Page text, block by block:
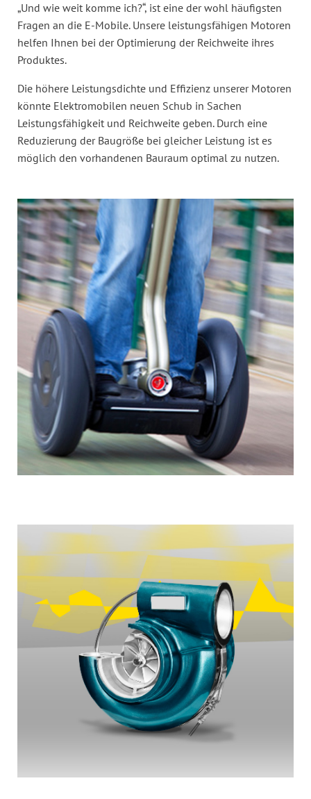
„Und wie weit komme ich?“, ist eine der wohl häufigsten
Fragen an die E-Mobile. Unsere leistungsfähigen Motoren
helfen Ihnen bei der Optimierung der Reichweite ihres
Produktes.
Die höhere Leistungsdichte und Effizienz unserer Motoren
könnte Elektromobilen neuen Schub in Sachen
Leistungsfähigkeit und Reichweite geben. Durch eine
Reduzierung der Baugröße bei gleicher Leistung ist es
möglich den vorhandenen Bauraum optimal zu nutzen.